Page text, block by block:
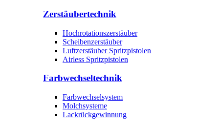
Zerstäubertechnik
Hochrotationszerstäuber
Scheibenzerstäuber
Luftzerstäuber Spritzpistolen
Airless Spritzpistolen
Farbwechseltechnik
Farbwechselsystem
Molchsysteme
Lackrückgewinnung